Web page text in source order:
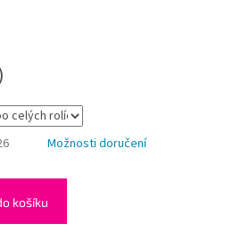
Možnosti doručení
košíku